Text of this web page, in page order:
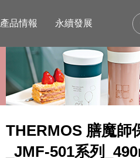
產品情報 永續發展
THERMOS 膳魔師
_JMF-501系列